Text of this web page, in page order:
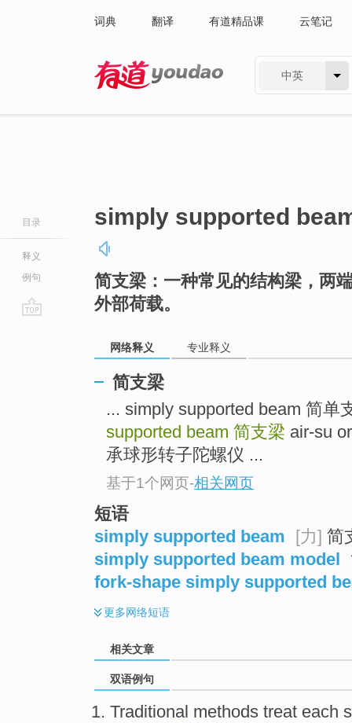
词典 翻译 有道精品课 云笔记
中英
目录
释义
例句
simply supported
简支梁：一种常见的结构梁，两
外部荷载。
网络释义 专业释义
简支梁
... simply supported beam 简单
supported beam 简支梁 air-su
承球形转子陀螺仪 ...
基于1个网页-相关网页
短语
simply supported beam [力] 简
simply supported beam model
fork-shape simply supported
更多网络短语
相关文章
双语例句
Traditional methods treat each